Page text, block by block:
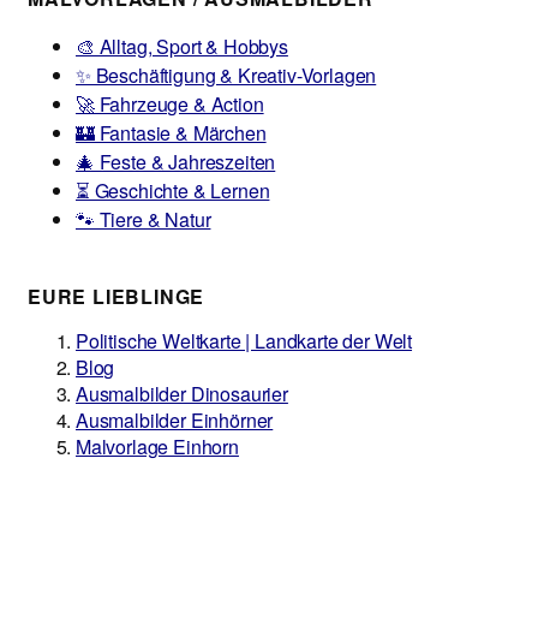
🎨 Alltag, Sport & Hobbys
✨ Beschäftigung & Kreativ-Vorlagen
🚀 Fahrzeuge & Action
🏰 Fantasie & Märchen
🎄 Feste & Jahreszeiten
⏳ Geschichte & Lernen
🐾 Tiere & Natur
EURE LIEBLINGE
Politische Weltkarte | Landkarte der Welt
Blog
Ausmalbilder Dinosaurier
Ausmalbilder Einhörner
Malvorlage Einhorn